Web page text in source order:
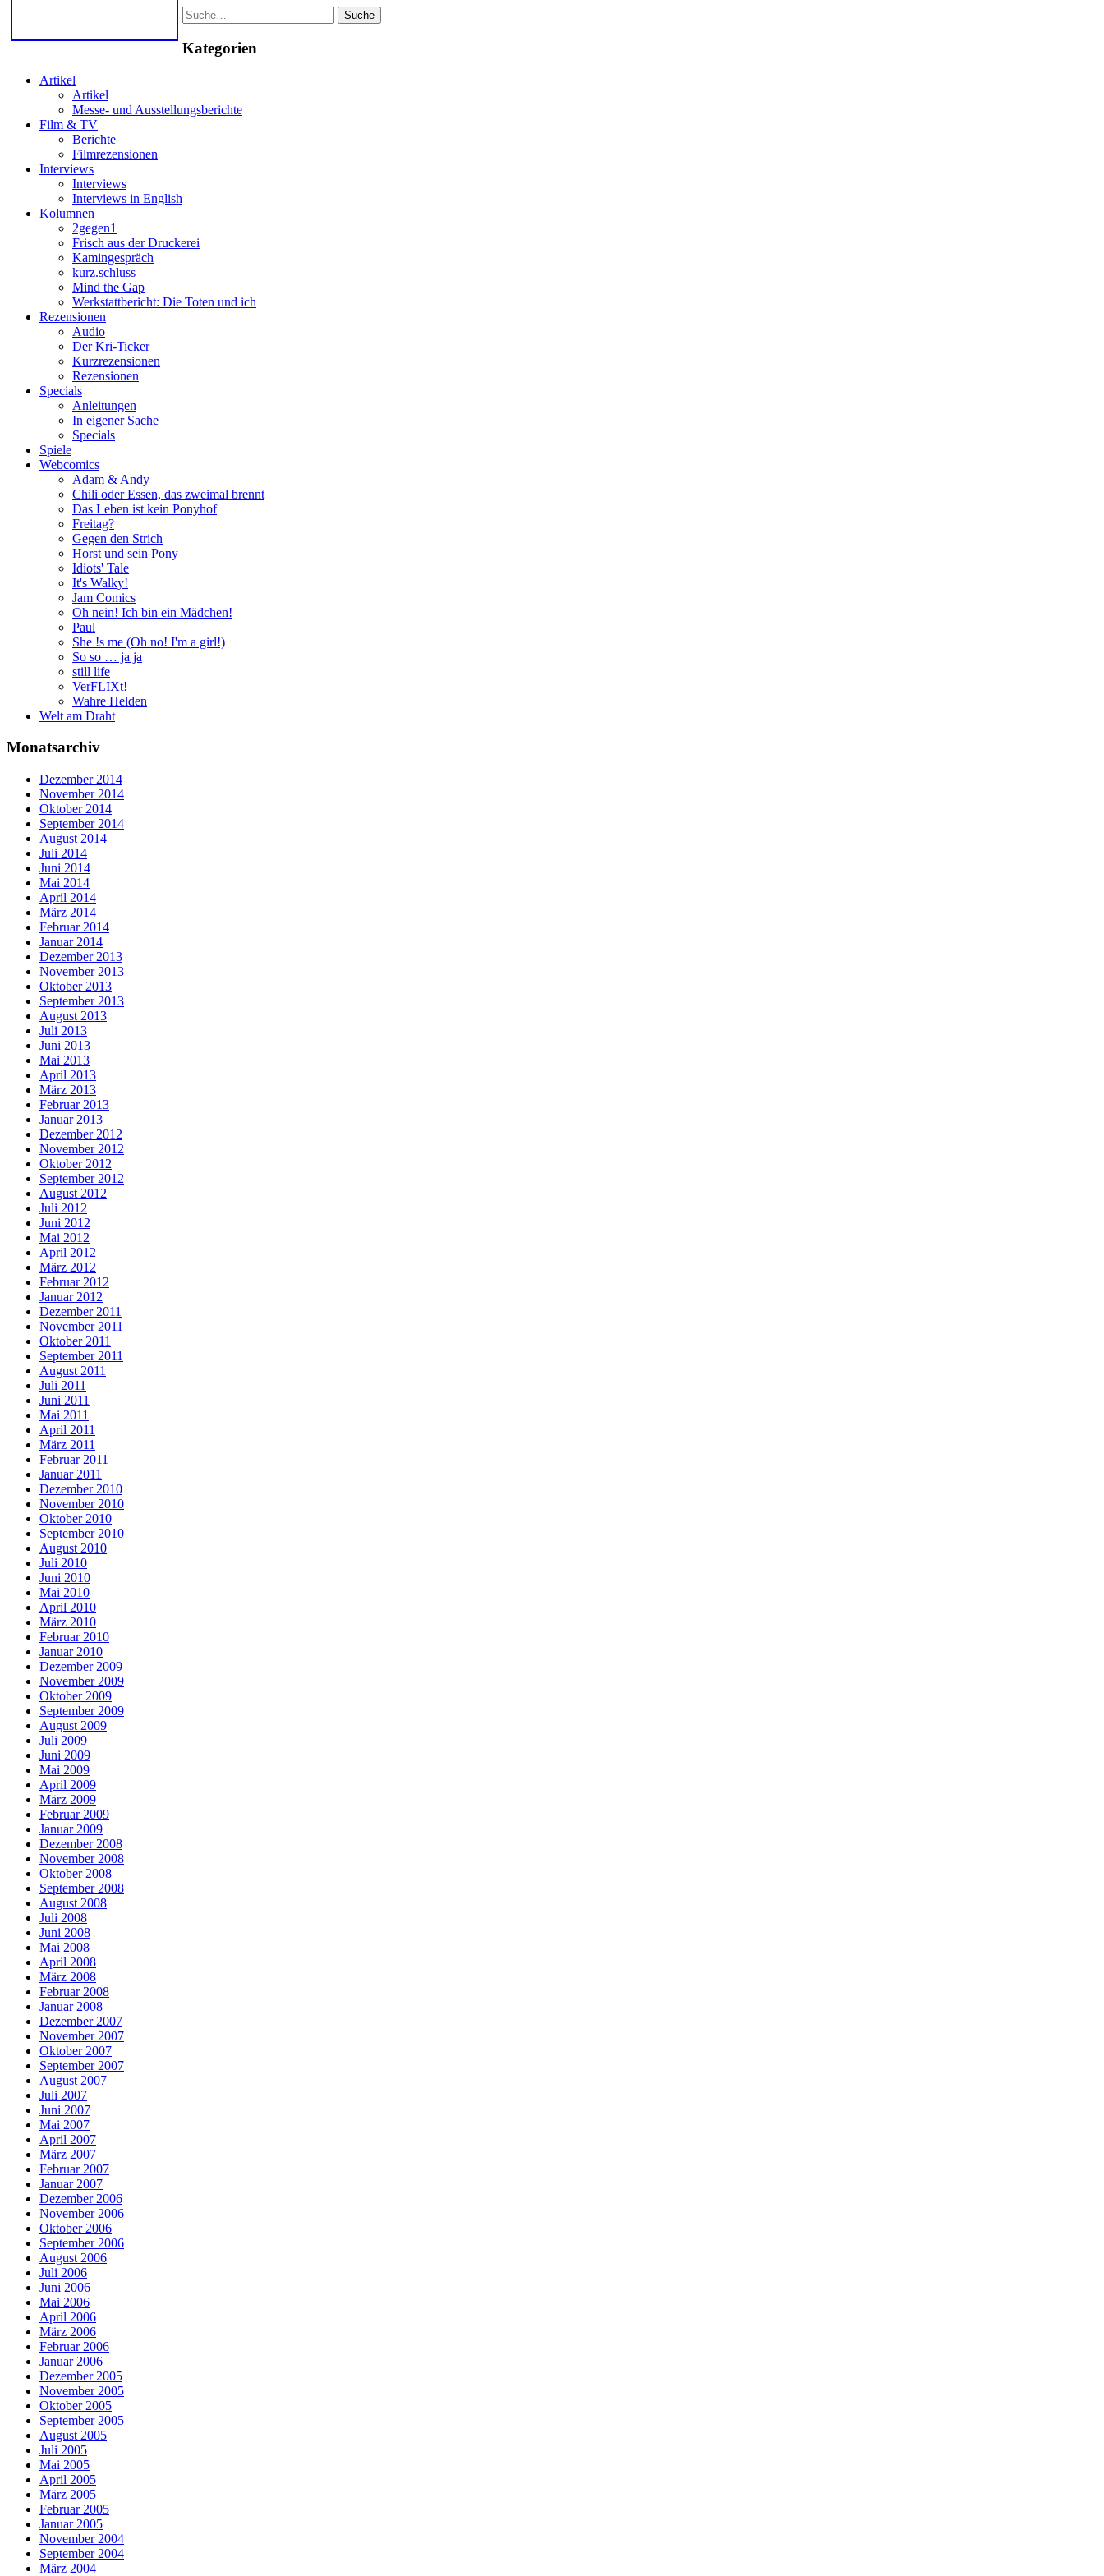
Suche
Kategorien
Artikel
Artikel
Messe- und Ausstellungsberichte
Film & TV
Berichte
Filmrezensionen
Interviews
Interviews
Interviews in English
Kolumnen
2gegen1
Frisch aus der Druckerei
Kamingespräch
kurz.schluss
Mind the Gap
Werkstattbericht: Die Toten und ich
Rezensionen
Audio
Der Kri-Ticker
Kurzrezensionen
Rezensionen
Specials
Anleitungen
In eigener Sache
Specials
Spiele
Webcomics
Adam & Andy
Chili oder Essen, das zweimal brennt
Das Leben ist kein Ponyhof
Freitag?
Gegen den Strich
Horst und sein Pony
Idiots' Tale
It's Walky!
Jam Comics
Oh nein! Ich bin ein Mädchen!
Paul
She !s me (Oh no! I'm a girl!)
So so … ja ja
still life
VerFLIXt!
Wahre Helden
Welt am Draht
Monatsarchiv
Dezember 2014
November 2014
Oktober 2014
September 2014
August 2014
Juli 2014
Juni 2014
Mai 2014
April 2014
März 2014
Februar 2014
Januar 2014
Dezember 2013
November 2013
Oktober 2013
September 2013
August 2013
Juli 2013
Juni 2013
Mai 2013
April 2013
März 2013
Februar 2013
Januar 2013
Dezember 2012
November 2012
Oktober 2012
September 2012
August 2012
Juli 2012
Juni 2012
Mai 2012
April 2012
März 2012
Februar 2012
Januar 2012
Dezember 2011
November 2011
Oktober 2011
September 2011
August 2011
Juli 2011
Juni 2011
Mai 2011
April 2011
März 2011
Februar 2011
Januar 2011
Dezember 2010
November 2010
Oktober 2010
September 2010
August 2010
Juli 2010
Juni 2010
Mai 2010
April 2010
März 2010
Februar 2010
Januar 2010
Dezember 2009
November 2009
Oktober 2009
September 2009
August 2009
Juli 2009
Juni 2009
Mai 2009
April 2009
März 2009
Februar 2009
Januar 2009
Dezember 2008
November 2008
Oktober 2008
September 2008
August 2008
Juli 2008
Juni 2008
Mai 2008
April 2008
März 2008
Februar 2008
Januar 2008
Dezember 2007
November 2007
Oktober 2007
September 2007
August 2007
Juli 2007
Juni 2007
Mai 2007
April 2007
März 2007
Februar 2007
Januar 2007
Dezember 2006
November 2006
Oktober 2006
September 2006
August 2006
Juli 2006
Juni 2006
Mai 2006
April 2006
März 2006
Februar 2006
Januar 2006
Dezember 2005
November 2005
Oktober 2005
September 2005
August 2005
Juli 2005
Mai 2005
April 2005
März 2005
Februar 2005
Januar 2005
November 2004
September 2004
März 2004